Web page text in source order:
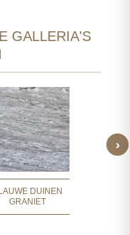
GALLERIA'S
DUINEN
GRANIET
›